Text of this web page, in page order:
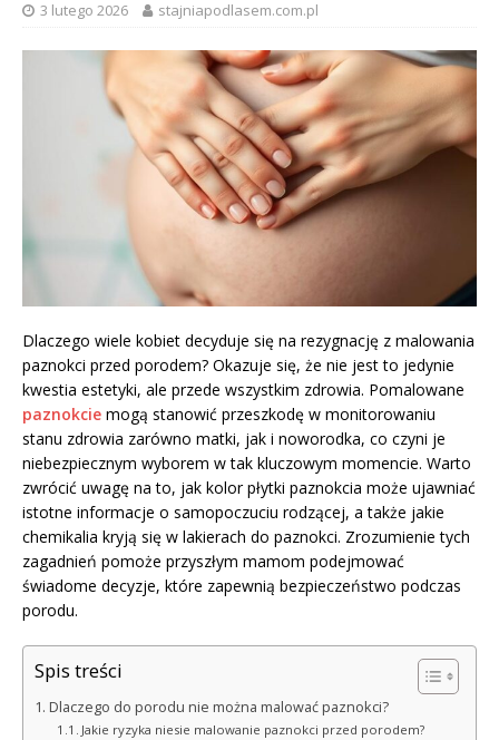
3 lutego 2026 stajniapodlasem.com.pl
Dlaczego wiele kobiet decyduje się na rezygnację z malowania
paznokci przed porodem? Okazuje się, że nie jest to jedynie
kwestia estetyki, ale przede wszystkim zdrowia. Pomalowane
paznokcie mogą stanowić przeszkodę w monitorowaniu
stanu zdrowia zarówno matki, jak i noworodka, co czyni je
niebezpiecznym wyborem w tak kluczowym momencie. Warto
zwrócić uwagę na to, jak kolor płytki paznokcia może ujawniać
istotne informacje o samopoczuciu rodzącej, a także jakie
chemikalia kryją się w lakierach do paznokci. Zrozumienie tych
zagadnień pomoże przyszłym mamom podejmować
świadome decyzje, które zapewnią bezpieczeństwo podczas
porodu.
Spis treści
Dlaczego do porodu nie można malować paznokci?
Jakie ryzyka niesie malowanie paznokci przed porodem?